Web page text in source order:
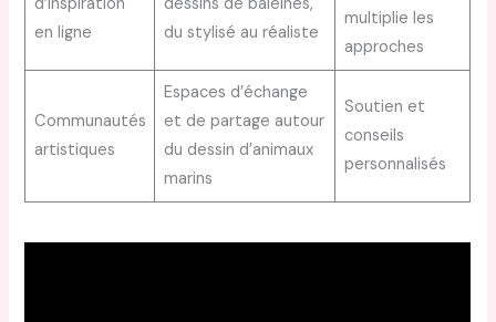
en ligne
du stylisé au réaliste
multiplie les
approches
Communautés
artistiques
Espaces d’échange
et de partage autour
du dessin d’animaux
marins
Soutien et
conseils
personnalisés